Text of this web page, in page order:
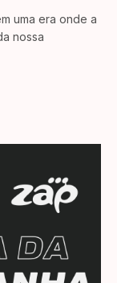
uma era onde a
nossa